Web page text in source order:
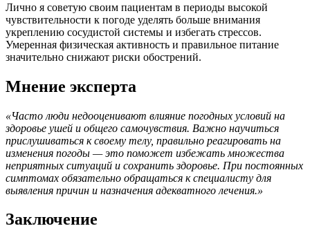
Лично я советую своим пациентам в периоды высокой
чувствительности к погоде уделять больше внимания
укреплению сосудистой системы и избегать стрессов.
Умеренная физическая активность и правильное питание
значительно снижают риски обострений.
Мнение эксперта
«Часто люди недооценивают влияние погодных условий на
здоровье ушей и общего самочувствия. Важно научиться
прислушиваться к своему телу, правильно реагировать на
изменения погоды — это поможет избежать множества
неприятных ситуаций и сохранить здоровье. При постоянных
симптомах обязательно обращаться к специалисту для
выявления причин и назначения адекватного лечения.»
Заключение